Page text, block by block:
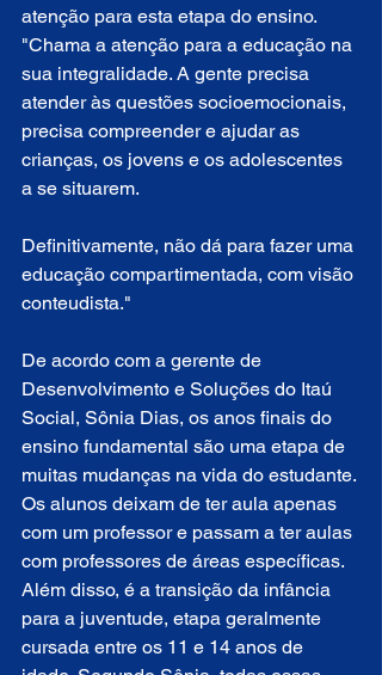
atenção para esta etapa do ensino.
"Chama a atenção para a educação na
sua integralidade. A gente precisa
atender às questões socioemocionais,
precisa compreender e ajudar as
crianças, os jovens e os adolescentes
a se situarem.
Definitivamente, não dá para fazer uma
educação compartimentada, com visão
conteudista."
De acordo com a gerente de
Desenvolvimento e Soluções do Itaú
Social, Sônia Dias, os anos finais do
ensino fundamental são uma etapa de
muitas mudanças na vida do estudante.
Os alunos deixam de ter aula apenas
com um professor e passam a ter aulas
com professores de áreas específicas.
Além disso, é a transição da infância
para a juventude, etapa geralmente
cursada entre os 11 e 14 anos de